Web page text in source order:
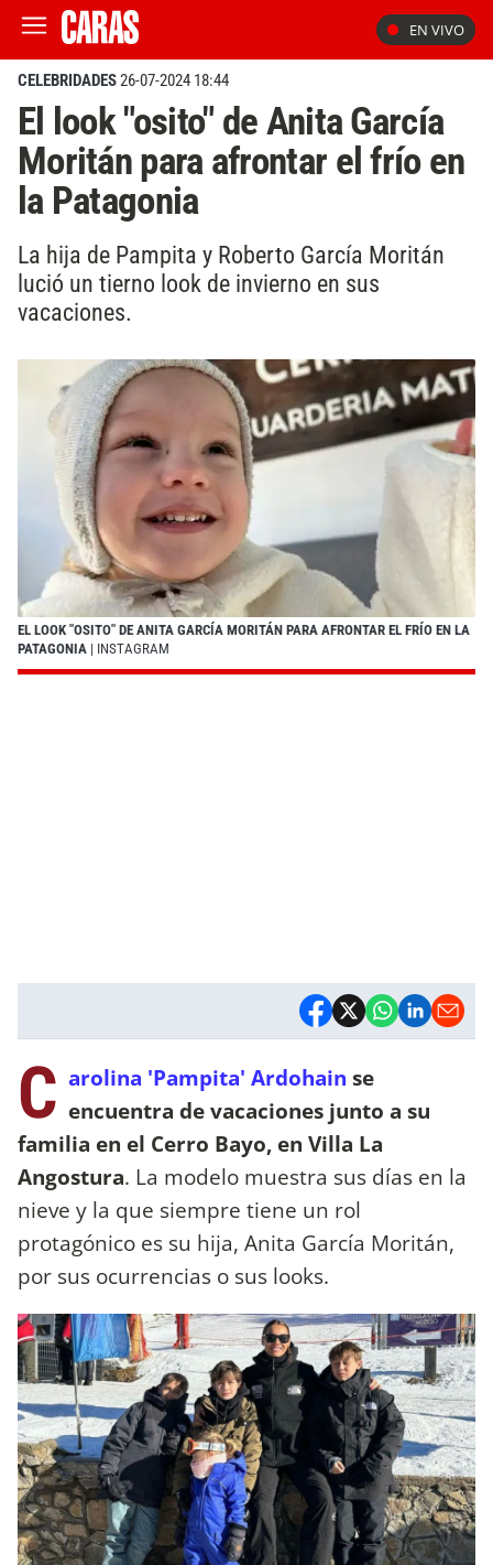
EN VIVO
CELEBRIDADES26-07-2024 18:44
El look "osito" de Anita García
Moritán para afrontar el frío en
la Patagonia
La hija de Pampita y Roberto García Moritán
lució un tierno look de invierno en sus
vacaciones.
EL LOOK "OSITO" DE ANITA GARCÍA MORITÁN PARA AFRONTAR EL FRÍO EN LA
PATAGONIA | INSTAGRAM
C arolina 'Pampita' Ardohain se
encuentra de vacaciones junto a su
familia en el Cerro Bayo, en Villa La
Angostura. La modelo muestra sus días en la
nieve y la que siempre tiene un rol
protagónico es su hija, Anita García Moritán,
por sus ocurrencias o sus looks.